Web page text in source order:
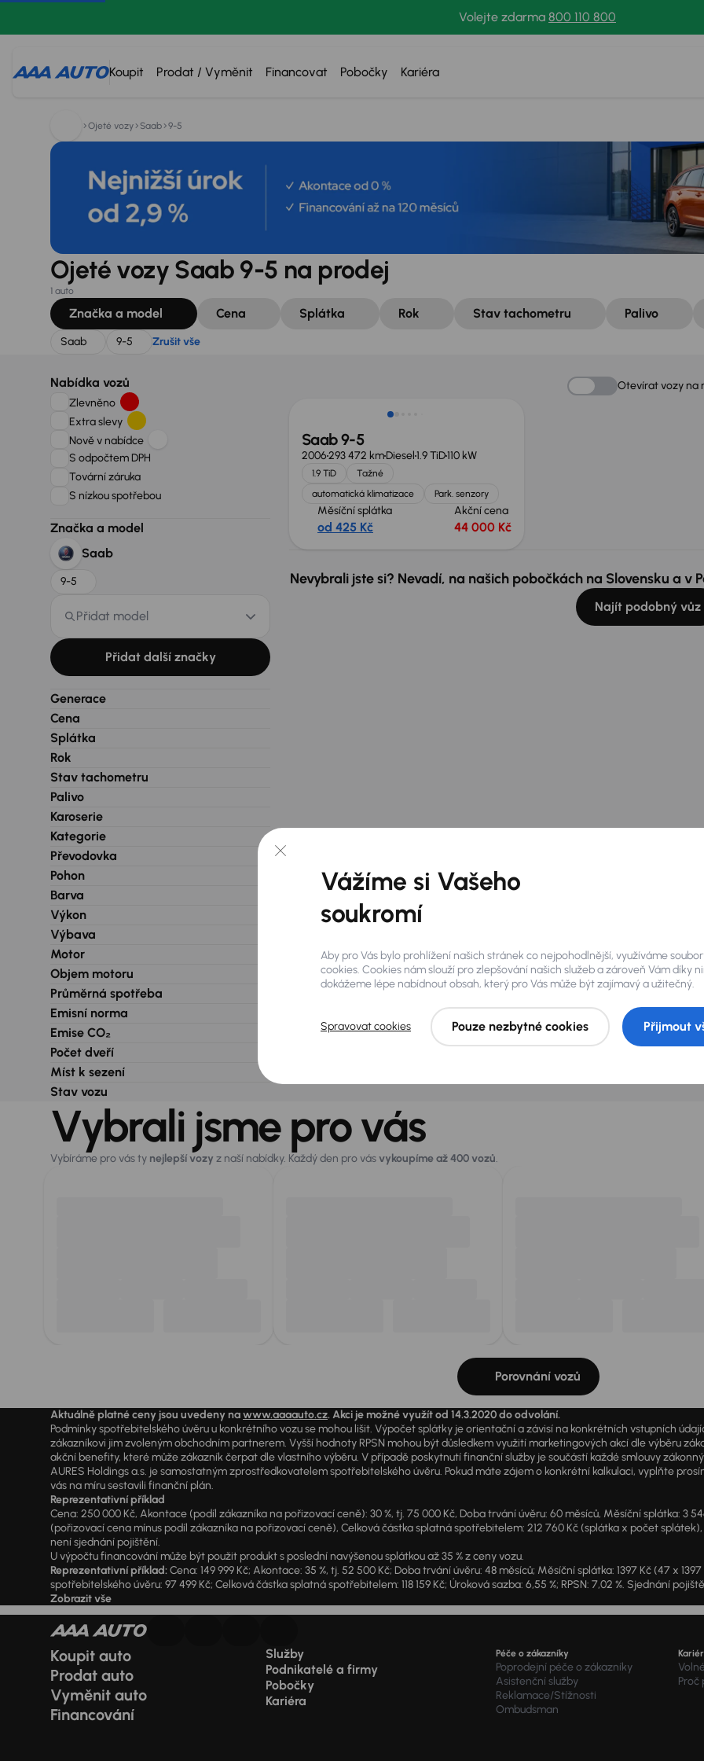
Volejte zdarma 800 110 800
Koupit Prodat / Vyměnit Financovat Pobočky Kariéra
Hledáte: Zrušit vše
Ojeté vozy Saab 9-5
Ojeté vozy Saab 9-5 na prodej
1 auto
Značka a model Cena Splátka Rok Stav tachometru Palivo
Saab 9-5 Zrušit vše
Nabídka vozů
Zlevněno
Extra slevy
Nově v nabídce
S odpočtem DPH
Tovární záruka
S nízkou spotřebou
Značka a model
Saab
9-5
Přidat model
Přidat další značky
Generace
Cena
Splátka
Rok
Stav tachometru
Palivo
Karoserie
Kategorie
Převodovka
Pohon
Barva
Výkon
Výbava
Motor
Objem motoru
Průměrná spotřeba
Emisní norma
Emise CO₂
Počet dveří
Míst k sezení
Stav vozu
Otevírat vozy na
Saab 9-5
2006293 472 kmDiesel1.9 TiD110 kW
1.9 TiD
Tažné
automatická klimatizace
Park. senzory
Měsíční splátka
od 425 Kč
Akční cena
44 000 Kč
Nevybrali jste si? Nevadí, na našich pobočkách na Slovensku a
Najít podobný vůz
Vybrali jsme pro vás
Vybíráme pro vás ty nejlepší vozy z naší nabídky. Každý den pro vásvykoupíme až 400 vozů.
Porovnání vozů
Aktuálně platné ceny jsou uvedeny nawww.aaaauto.cz. Akci je možné využít od 14.3.2020 do odvolání.
Podmínky spotřebitelského úvěru u konkrétního vozu se mohou lišit. Výpočet splátky je orientační a závisí na konkrétních vstupních
zákazníkovi jim zvoleným obchodním partnerem. Vyšší hodnoty RPSN mohou být důsledkem využití marketingových akcí dle výběru
akční benefity, které může zákazník čerpat dle vlastního výběru. V případě poskytnutí finanční služby je součástí každé smlouvy
AURES Holdings a.s. je samostatným zprostředkovatelem spotřebitelského úvěru. Pokud máte zájem o konkrétní kalkulaci, vyplňte
vás na míru sestavili finanční plán.
Reprezentativní příklad
Cena: 250 000 Kč, Akontace (podíl zákazníka na pořizovací ceně): 30 %, tj. 75 000 Kč, Doba trvání úvěru: 60 měsíců, Měsíční splátka: 3
(pořizovací cena mínus podíl zákazníka na pořizovací ceně), Celková částka splatná spotřebitelem: 212 760 Kč (splátka x počet splátek),
není sjednání pojištění.
U výpočtu financování může být použit produkt s poslední navýšenou splátkou až 35 % z ceny vozu.
Reprezentativní příklad:Cena: 149 999 Kč; Akontace: 35 %, tj. 52 500 Kč; Doba trvání úvěru: 48 měsíců; Měsíční splátka: 1397 Kč (47 x
spotřebitelského úvěru: 97 499 Kč; Celková částka splatná spotřebitelem: 118 159 Kč; Úroková sazba: 6,55 %; RPSN: 7,02 %. Sjednání
Zobrazit vše
Koupit auto
Prodat auto
Vyměnit auto
Financování
Služby
Podnikatelé a firmy
Pobočky
Kariéra
Péče o zákazníky
Poprodejní péče o zákazníky
Asistenční služby
Reklamace/Stížnosti
Ombudsman
Proč
Vážíme si Vašeho
soukromí
Aby pro Vás bylo prohlížení našich stránek co nejpohodlnější, využíváme
cookies. Cookies nám slouží pro zlepšování našich služeb a zároveň Vám díky
dokážeme lépe nabídnout obsah, který pro Vás může být zajímavý a užitečný.
Spravovat cookies Pouze nezbytné cookies Přijmout